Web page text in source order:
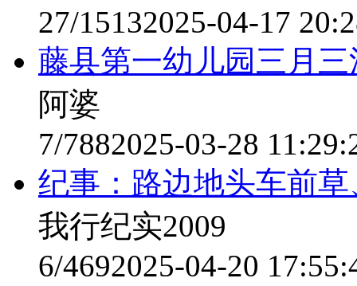
27/15132025-04-17
藤县第一幼儿园三月三
阿婆
7/7882025-03-28
纪事：路边地头车前
我行纪实2009
6/4692025-04-20